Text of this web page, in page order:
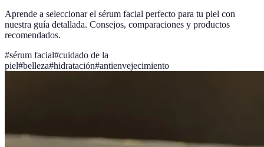
Aprende a seleccionar el sérum facial perfecto para tu piel con
nuestra guía detallada. Consejos, comparaciones y productos
recomendados.
#sérum facial#cuidado de la
piel#belleza#hidratación#antienvejecimiento